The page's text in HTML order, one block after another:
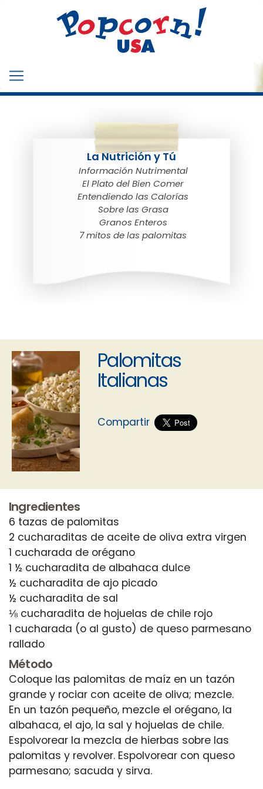
La Nutrición y Tú
Información Nutrimental
El Plato del Bien Comer
Entendiendo las Calorías
Sobre las Grasa
Granos Enteros
7 mitos de las palomitas
Palomitas
Italianas
Compartir
Ingredientes
6 tazas de palomitas
2 cucharaditas de aceite de oliva extra virgen
1 cucharada de orégano
1 ½ cucharadita de albahaca dulce
½ cucharadita de ajo picado
½ cucharadita de sal
⅛ cucharadita de hojuelas de chile rojo
1 cucharada (o al gusto) de queso parmesano
Método
Coloque las palomitas de maíz en un tazón
grande y rociar con aceite de oliva; mezcle.
En un tazón pequeño, mezcle el orégano, la
albahaca, el ajo, la sal y hojuelas de chile.
Espolvorear la mezcla de hierbas sobre las
palomitas y revolver. Espolvorear con queso